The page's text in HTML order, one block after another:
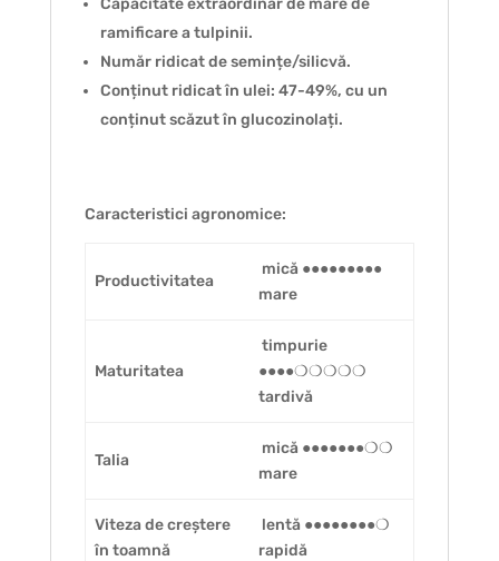
ramificare a tulpinii.
Număr ridicat de semințe/silicvă.
Conținut ridicat în ulei: 47-49%, cu un
conținut scăzut în glucozinolați.
Caracteristici agronomice:
Productivitatea
mică ●●●●●●●●●
mare
Maturitatea
timpurie
●●●●❍❍❍❍❍
tardivă
Talia
mică ●●●●●●●❍❍
mare
Viteza de creștere
în toamnă
lentă ●●●●●●●●❍
rapidă